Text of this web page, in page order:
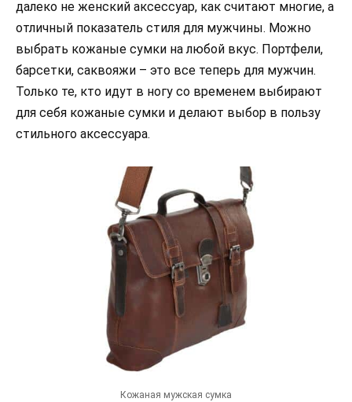
далеко не женский аксессуар, как считают многие, а
отличный показатель стиля для мужчины. Можно
выбрать кожаные сумки на любой вкус. Портфели,
барсетки, саквояжи – это все теперь для мужчин.
Только те, кто идут в ногу со временем выбирают
для себя кожаные сумки и делают выбор в пользу
стильного аксессуара.
Кожаная мужская сумка